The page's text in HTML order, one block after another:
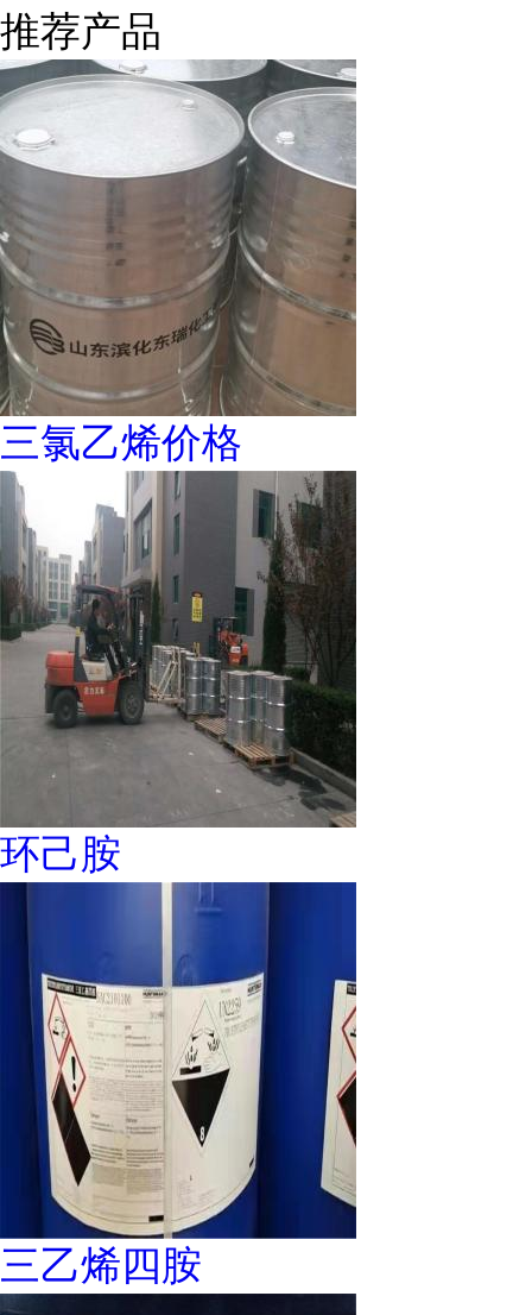
推荐产品
三氯乙烯价格
环己胺
三乙烯四胺